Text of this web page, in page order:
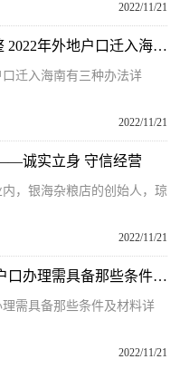
2022/11/21
观天下！海南人才落户政策微调整 2022年外地户口迁入海南有三种办法
迁入海南有三种办法详
2022/11/21
诚实立身 守信经营
，银海杂粮店的创始人，琼
2022/11/21
海南人才引进落户办理流程 海南户口办理需具备那些条件及材料
需具备那些条件及材料详
2022/11/21